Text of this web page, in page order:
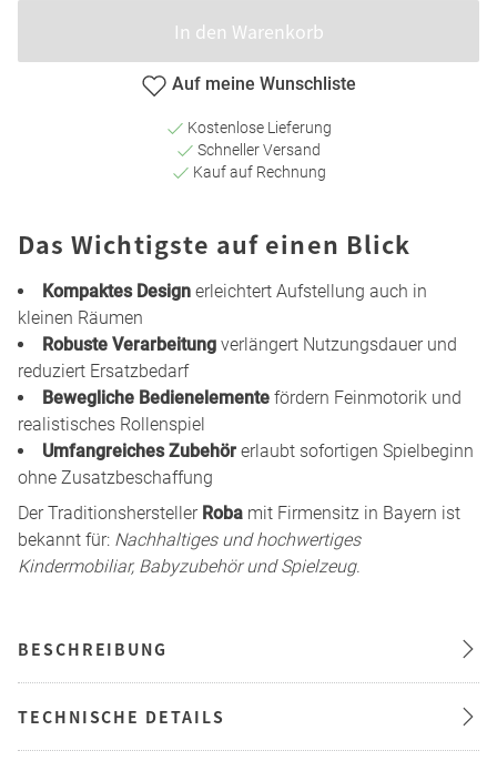
In den Warenkorb
Auf meine Wunschliste
Kostenlose Lieferung
Schneller Versand
Kauf auf Rechnung
Das Wichtigste auf einen Blick
Kompaktes Design erleichtert Aufstellung auch in
kleinen Räumen
Robuste Verarbeitung verlängert Nutzungsdauer und
reduziert Ersatzbedarf
Bewegliche Bedienelemente fördern Feinmotorik und
realistisches Rollenspiel
Umfangreiches Zubehör erlaubt sofortigen Spielbeginn
ohne Zusatzbeschaffung
Der Traditionshersteller Roba mit Firmensitz in Bayern ist
bekannt für: Nachhaltiges und hochwertiges
Kindermobiliar, Babyzubehör und Spielzeug.
BESCHREIBUNG
TECHNISCHE DETAILS